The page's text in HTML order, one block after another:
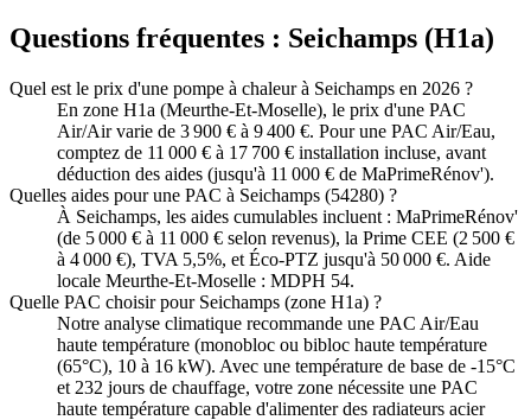
Questions fréquentes : Seichamps (H1a)
Quel est le prix d'une pompe à chaleur à Seichamps en 2026 ?
En zone H1a (Meurthe-Et-Moselle), le prix d'une PAC
Air/Air varie de 3 900 € à 9 400 €. Pour une PAC Air/Eau,
comptez de 11 000 € à 17 700 € installation incluse, avant
déduction des aides (jusqu'à 11 000 € de MaPrimeRénov').
Quelles aides pour une PAC à Seichamps (54280) ?
À Seichamps, les aides cumulables incluent : MaPrimeRénov'
(de 5 000 € à 11 000 € selon revenus), la Prime CEE (2 500 €
à 4 000 €), TVA 5,5%, et Éco-PTZ jusqu'à 50 000 €. Aide
locale Meurthe-Et-Moselle : MDPH 54.
Quelle PAC choisir pour Seichamps (zone H1a) ?
Notre analyse climatique recommande une PAC Air/Eau
haute température (monobloc ou bibloc haute température
(65°C), 10 à 16 kW). Avec une température de base de -15°C
et 232 jours de chauffage, votre zone nécessite une PAC
haute température capable d'alimenter des radiateurs acier